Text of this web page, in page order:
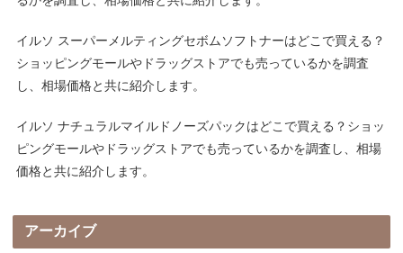
イルソ スーパーメルティングセボムソフトナーはどこで買える？
ショッピングモールやドラッグストアでも売っているかを調査
し、相場価格と共に紹介します。
イルソ ナチュラルマイルドノーズパックはどこで買える？ショッ
ピングモールやドラッグストアでも売っているかを調査し、相場
価格と共に紹介します。
アーカイブ